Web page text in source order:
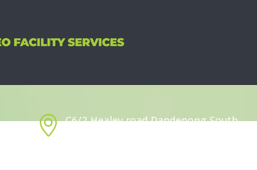
C6/2 Healey road Dandenong South